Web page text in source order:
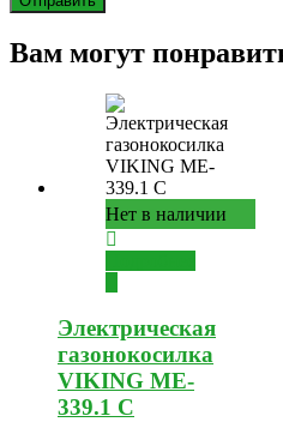
Вам могут
Нет в наличии
Электрическая
газонокосилка
VIKING ME-
339.1 C